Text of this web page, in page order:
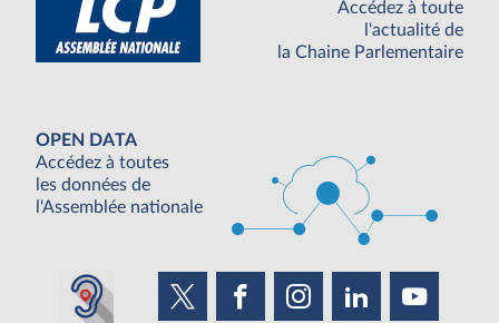
Accédez à toute
l'actualité de
la Chaine Parlementaire
OPEN DATA
Accédez à toutes
les données de
l'Assemblée nationale